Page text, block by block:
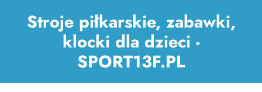
Stroje piłkarskie, zabawki,
klocki dla dzieci -
SPORT13F.PL